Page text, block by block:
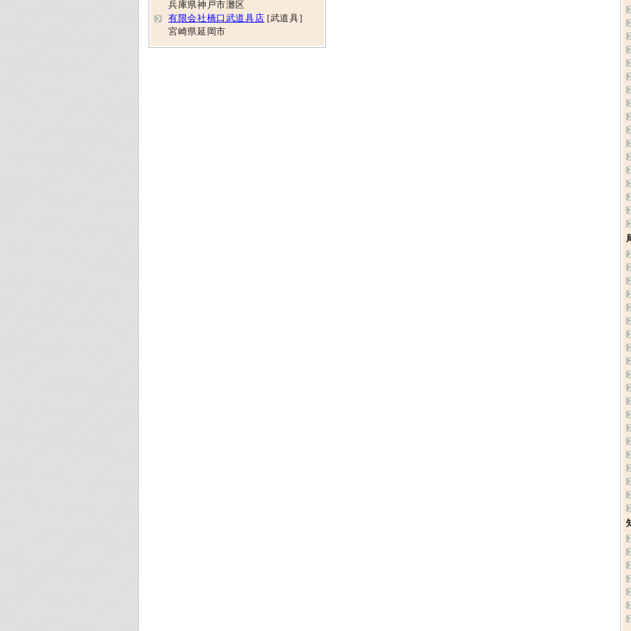
兵庫県神戸市灘区
有限会社橋口武道具店 [武道具]
宮崎県延岡市